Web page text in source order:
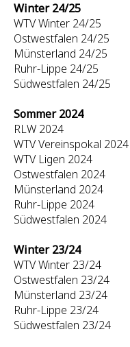
Winter 24/25
WTV Winter 24/25
Ostwestfalen 24/25
Münsterland 24/25
Ruhr-Lippe 24/25
Südwestfalen 24/25
Sommer 2024
RLW 2024
WTV Vereinspokal 2024
WTV Ligen 2024
Ostwestfalen 2024
Münsterland 2024
Ruhr-Lippe 2024
Südwestfalen 2024
Winter 23/24
WTV Winter 23/24
Ostwestfalen 23/24
Münsterland 23/24
Ruhr-Lippe 23/24
Südwestfalen 23/24